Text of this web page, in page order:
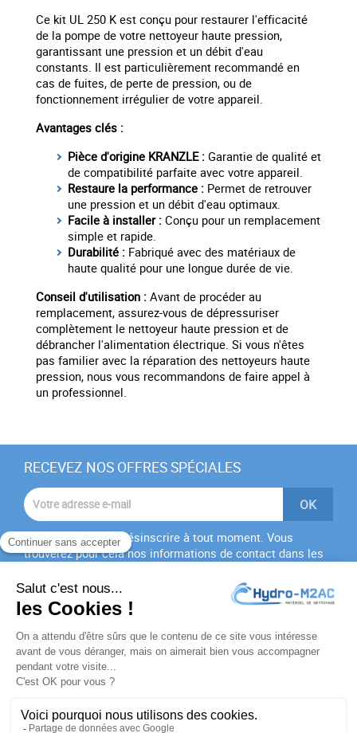
Ce kit UL 250 K est conçu pour restaurer l'efficacité
de la pompe de votre nettoyeur haute pression,
garantissant une pression et un débit d'eau
constants. Il est particulièrement recommandé en
cas de fuites, de perte de pression, ou de
fonctionnement irrégulier de votre appareil.
Avantages clés :
Pièce d'origine KRANZLE : Garantie de qualité et
de compatibilité parfaite avec votre appareil.
Restaure la performance : Permet de retrouver
une pression et un débit d'eau optimaux.
Facile à installer : Conçu pour un remplacement
simple et rapide.
Durabilité : Fabriqué avec des matériaux de
haute qualité pour une longue durée de vie.
Conseil d'utilisation : Avant de procéder au
remplacement, assurez-vous de dépressuriser
complètement le nettoyeur haute pression et de
débrancher l'alimentation électrique. Si vous n'êtes
pas familier avec la réparation des nettoyeurs haute
pression, nous vous recommandons de faire appel à
un professionnel.
RECEVEZ NOS OFFRES SPÉCIALES
Vous pouvez vous désinscrire à tout moment. Vous
trouverez pour cela nos informations de contact dans les
J'accepte lesconditions générales
politique de
confidentialité
PRODUITS
NOTRE SOCIÉTÉ